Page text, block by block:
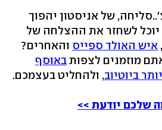
של אניסטון יהפוך
יוכל לשחזר את ההצלחה של
, איש האולד ספייס והאחרים?
מוזמנים לצפותבאוסף
ביוטיוב, ולהחליט בעצמכם.
שלכם יודעת >>